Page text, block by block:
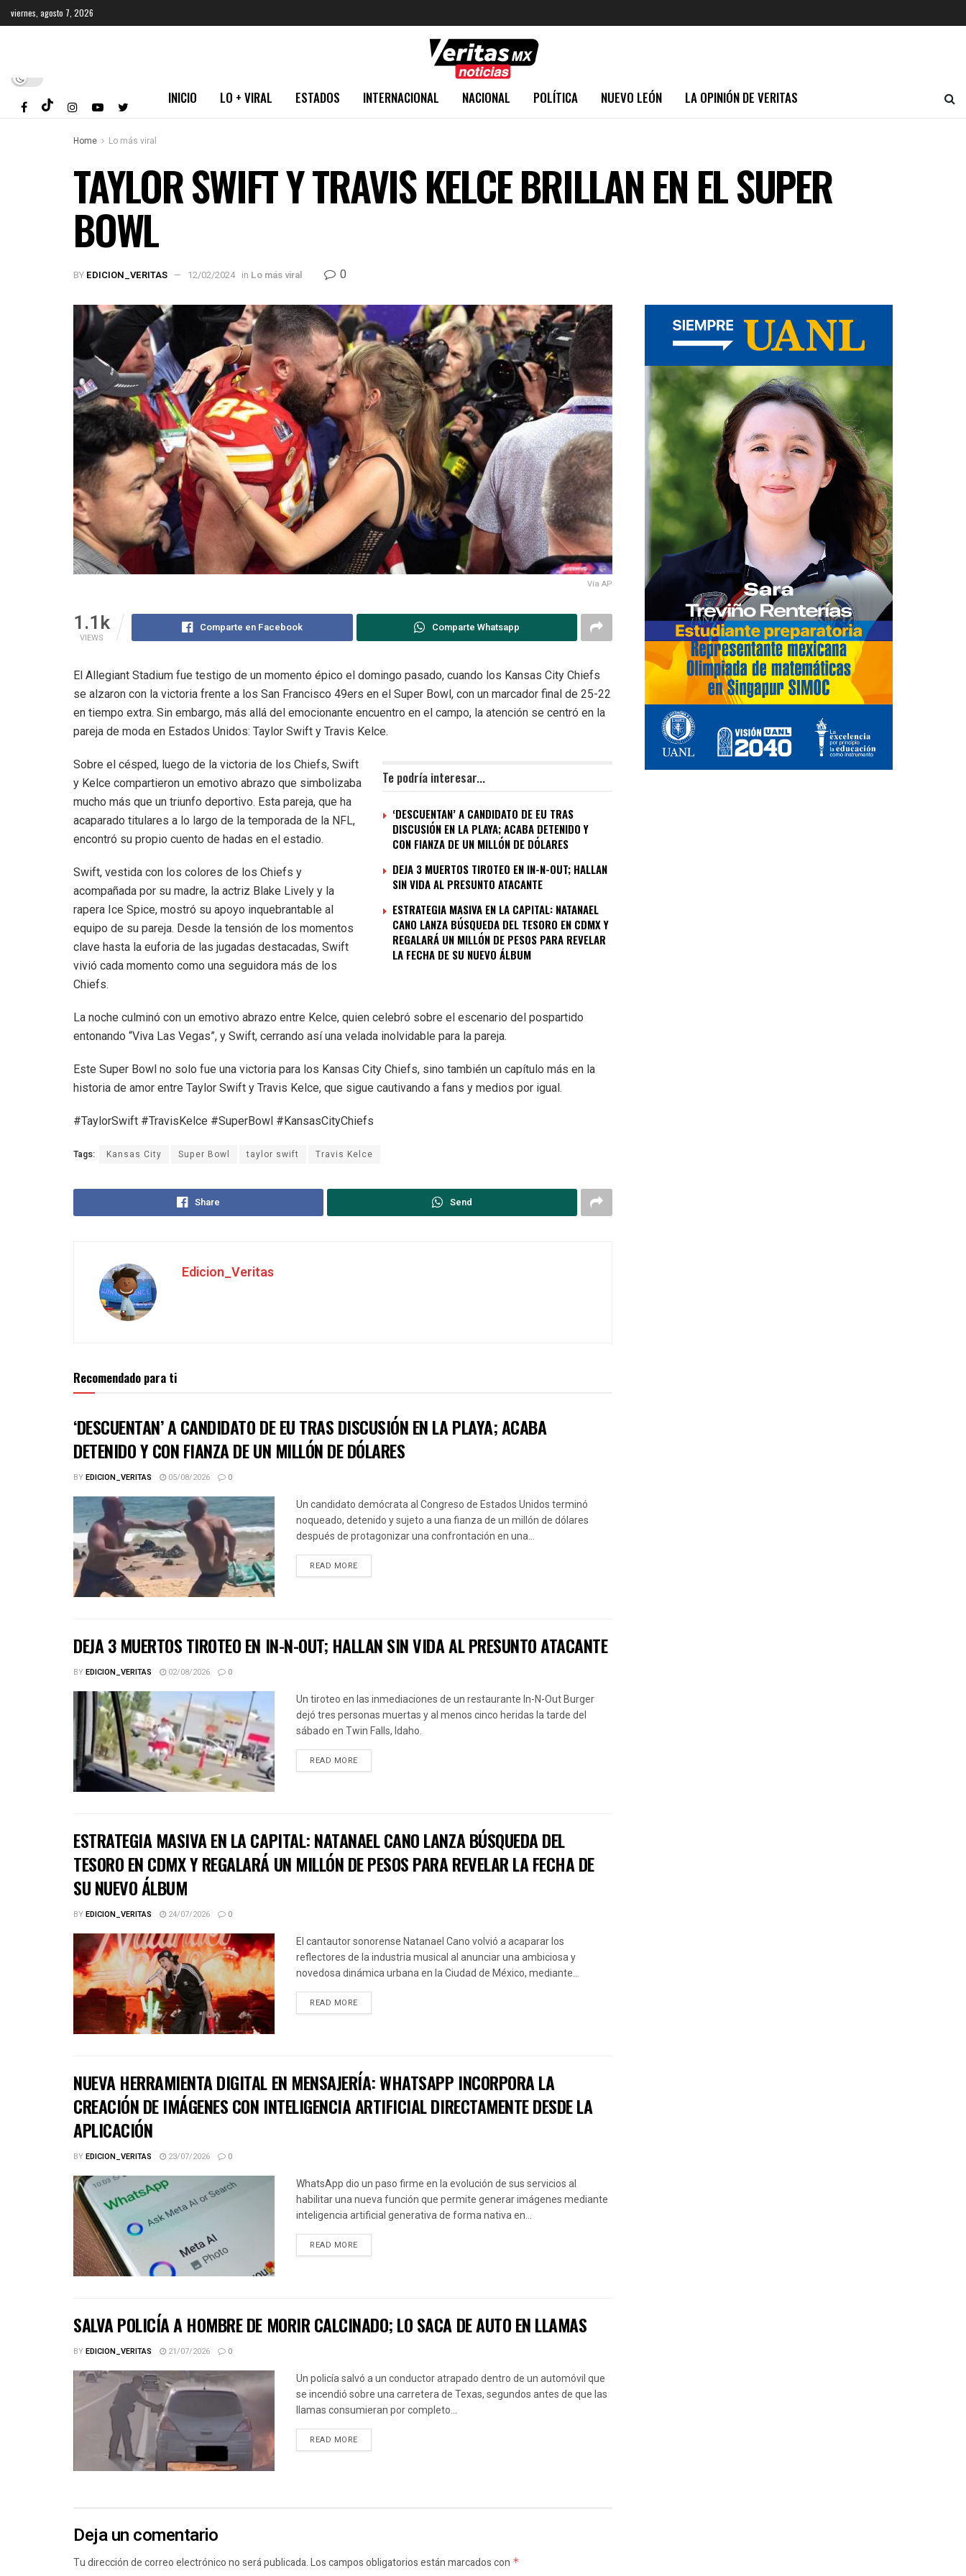
viernes, agosto 7, 2026
INICIO LO + VIRAL ESTADOS INTERNACIONAL NACIONAL POLÍTICA NUEVO LEÓN LA OPINIÓN DE VERITAS
Home Lo más viral
TAYLOR SWIFT Y TRAVIS KELCE BRILLAN EN EL SUPER
BOWL
BY EDICION_VERITAS 12/02/2024 in Lo más viral 0
Vía AP
1.1k
VIEWS
Comparte en Facebook Comparte Whatsapp
El Allegiant Stadium fue testigo de un momento épico el domingo pasado, cuando los Kansas City Chiefs
se alzaron con la victoria frente a los San Francisco 49ers en el Super Bowl, con un marcador final de 25-22
en tiempo extra. Sin embargo, más allá del emocionante encuentro en el campo, la atención se centró en la
pareja de moda en Estados Unidos: Taylor Swift y Travis Kelce.
Te podría interesar...
‘DESCUENTAN’ A CANDIDATO DE EU TRAS
DISCUSIÓN EN LA PLAYA; ACABA DETENIDO Y
CON FIANZA DE UN MILLÓN DE DÓLARES
DEJA 3 MUERTOS TIROTEO EN IN-N-OUT; HALLAN
SIN VIDA AL PRESUNTO ATACANTE
ESTRATEGIA MASIVA EN LA CAPITAL: NATANAEL
CANO LANZA BÚSQUEDA DEL TESORO EN CDMX Y
REGALARÁ UN MILLÓN DE PESOS PARA REVELAR
LA FECHA DE SU NUEVO ÁLBUM
Sobre el césped, luego de la victoria de los Chiefs, Swift
y Kelce compartieron un emotivo abrazo que simbolizaba
mucho más que un triunfo deportivo. Esta pareja, que ha
acaparado titulares a lo largo de la temporada de la NFL,
encontró su propio cuento de hadas en el estadio.
Swift, vestida con los colores de los Chiefs y
acompañada por su madre, la actriz Blake Lively y la
rapera Ice Spice, mostró su apoyo inquebrantable al
equipo de su pareja. Desde la tensión de los momentos
clave hasta la euforia de las jugadas destacadas, Swift
vivió cada momento como una seguidora más de los
Chiefs.
La noche culminó con un emotivo abrazo entre Kelce, quien celebró sobre el escenario del pospartido
entonando “Viva Las Vegas”, y Swift, cerrando así una velada inolvidable para la pareja.
Este Super Bowl no solo fue una victoria para los Kansas City Chiefs, sino también un capítulo más en la
historia de amor entre Taylor Swift y Travis Kelce, que sigue cautivando a fans y medios por igual.
#TaylorSwift #TravisKelce #SuperBowl #KansasCityChiefs
Tags: Kansas City Super Bowl taylor swift Travis Kelce
Share Send
Edicion_Veritas
Recomendado para ti
‘DESCUENTAN’ A CANDIDATO DE EU TRAS DISCUSIÓN EN LA PLAYA; ACABA
DETENIDO Y CON FIANZA DE UN MILLÓN DE DÓLARES
BYEDICION_VERITAS 05/08/2026 0
Un candidato demócrata al Congreso de Estados Unidos terminó
noqueado, detenido y sujeto a una fianza de un millón de dólares
después de protagonizar una confrontación en una...
READ MORE
DEJA 3 MUERTOS TIROTEO EN IN-N-OUT; HALLAN SIN VIDA AL PRESUNTO ATACANTE
BYEDICION_VERITAS 02/08/2026 0
Un tiroteo en las inmediaciones de un restaurante In-N-Out Burger
dejó tres personas muertas y al menos cinco heridas la tarde del
sábado en Twin Falls, Idaho.
READ MORE
ESTRATEGIA MASIVA EN LA CAPITAL: NATANAEL CANO LANZA BÚSQUEDA DEL
TESORO EN CDMX Y REGALARÁ UN MILLÓN DE PESOS PARA REVELAR LA FECHA DE
SU NUEVO ÁLBUM
BYEDICION_VERITAS 24/07/2026 0
El cantautor sonorense Natanael Cano volvió a acaparar los
reflectores de la industria musical al anunciar una ambiciosa y
novedosa dinámica urbana en la Ciudad de México, mediante...
READ MORE
NUEVA HERRAMIENTA DIGITAL EN MENSAJERÍA: WHATSAPP INCORPORA LA
CREACIÓN DE IMÁGENES CON INTELIGENCIA ARTIFICIAL DIRECTAMENTE DESDE LA
APLICACIÓN
BYEDICION_VERITAS 23/07/2026 0
WhatsApp dio un paso firme en la evolución de sus servicios al
habilitar una nueva función que permite generar imágenes mediante
inteligencia artificial generativa de forma nativa en...
READ MORE
SALVA POLICÍA A HOMBRE DE MORIR CALCINADO; LO SACA DE AUTO EN LLAMAS
BYEDICION_VERITAS 21/07/2026 0
Un policía salvó a un conductor atrapado dentro de un automóvil que
se incendió sobre una carretera de Texas, segundos antes de que las
llamas consumieran por completo...
READ MORE
Deja un comentario
Tu dirección de correo electrónico no será publicada.Los campos obligatorios están marcados con *